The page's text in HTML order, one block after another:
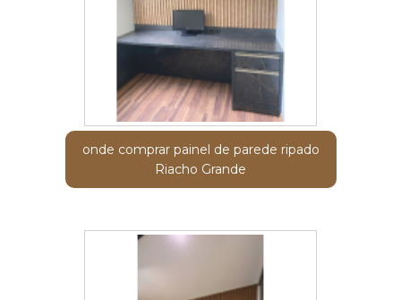
onde comprar painel de parede ripado
Riacho Grande